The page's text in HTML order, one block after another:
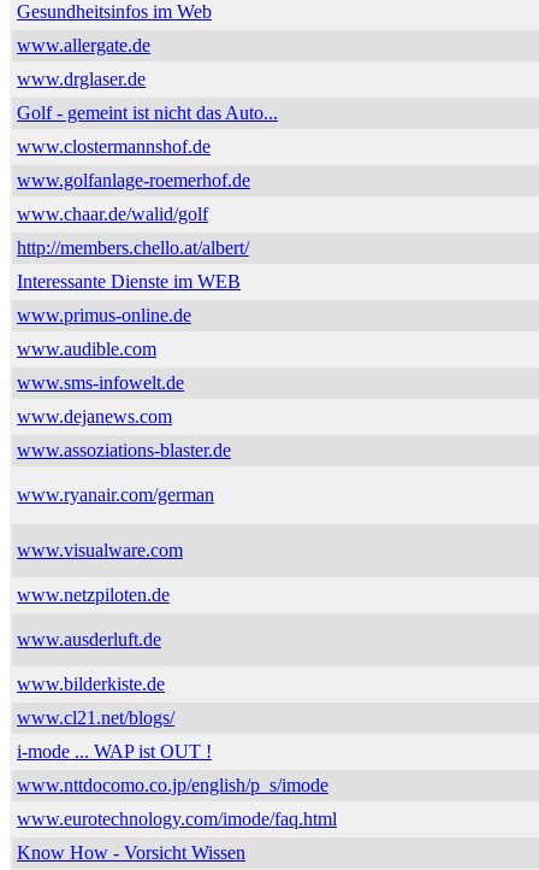
Gesundheitsinfos im Web
www.allergate.de
www.drglaser.de
Golf - gemeint ist nicht das Auto...
www.clostermannshof.de
www.golfanlage-roemerhof.de
www.chaar.de/walid/golf
http://members.chello.at/albert/
Interessante Dienste im WEB
www.primus-online.de
www.audible.com
www.sms-infowelt.de
www.dejanews.com
www.assoziations-blaster.de
www.ryanair.com/german
www.visualware.com
www.netzpiloten.de
www.ausderluft.de
www.bilderkiste.de
www.cl21.net/blogs/
i-mode ... WAP ist OUT !
www.nttdocomo.co.jp/english/p_s/imode
www.eurotechnology.com/imode/faq.html
Know How - Vorsicht Wissen